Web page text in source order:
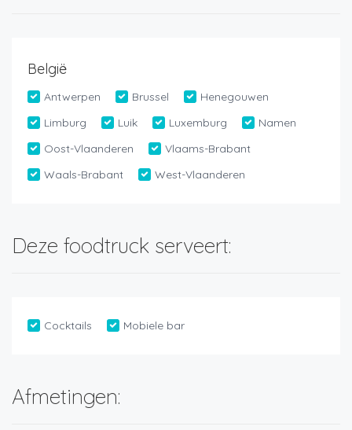
België
Antwerpen Brussel
Henegouwen
Limburg
Luik Luxemburg
Namen
Oost-Vlaanderen
Vlaams-Brabant
Waals-Brabant
West-Vlaanderen
Deze foodtruck serveert:
Cocktails Mobiele bar
Afmetingen: